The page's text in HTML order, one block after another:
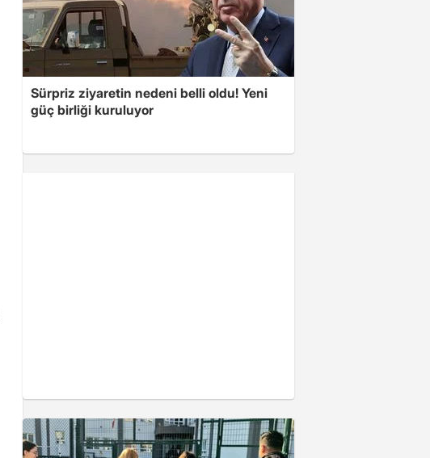
Sürpriz ziyaretin nedeni belli oldu! Yeni
güç birliği kuruluyor